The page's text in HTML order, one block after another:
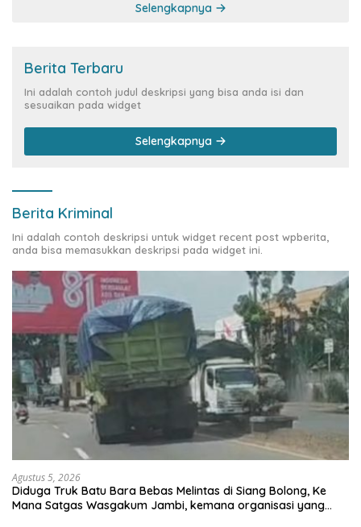
Selengkapnya
Berita Terbaru
Ini adalah contoh judul deskripsi yang bisa anda isi dan
sesuaikan pada widget
Selengkapnya
Berita Kriminal
Ini adalah contoh deskripsi untuk widget recent post wpberita,
anda bisa memasukkan deskripsi pada widget ini.
Agustus 5, 2026
Diduga Truk Batu Bara Bebas Melintas di Siang Bolong, Ke
Mana Satgas Wasgakum Jambi, kemana organisasi yang